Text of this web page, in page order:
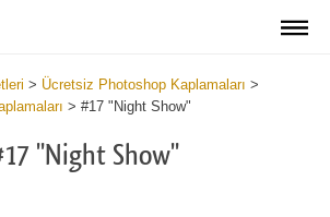
> Ücretsiz Photoshop Kaplamaları >
> #17 "Night Show"
"Night Show"